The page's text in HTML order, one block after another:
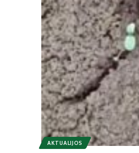
AKTUALIJOS